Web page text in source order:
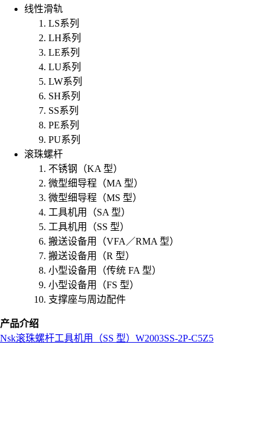
线性滑轨
LS系列
LH系列
LE系列
LU系列
LW系列
SH系列
SS系列
PE系列
PU系列
滚珠螺杆
不锈钢（KA 型）
微型细导程（MA 型）
微型细导程（MS 型）
工具机用（SA 型）
工具机用（SS 型）
搬送设备用（VFA／RMA 型）
搬送设备用（R 型）
小型设备用（传统 FA 型）
小型设备用（FS 型）
支撑座与周边配件
产品介绍
Nsk滚珠螺杆工具机用（SS 型） W2003SS-2P-C5Z5